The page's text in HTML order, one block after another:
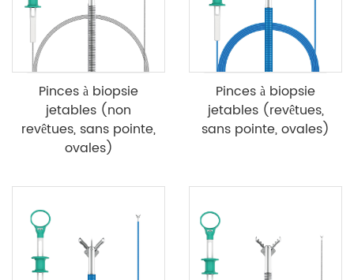
Pinces à biopsie
jetables (non
revêtues, sans pointe,
ovales)
Pinces à biopsie
jetables (revêtues,
sans pointe, ovales)